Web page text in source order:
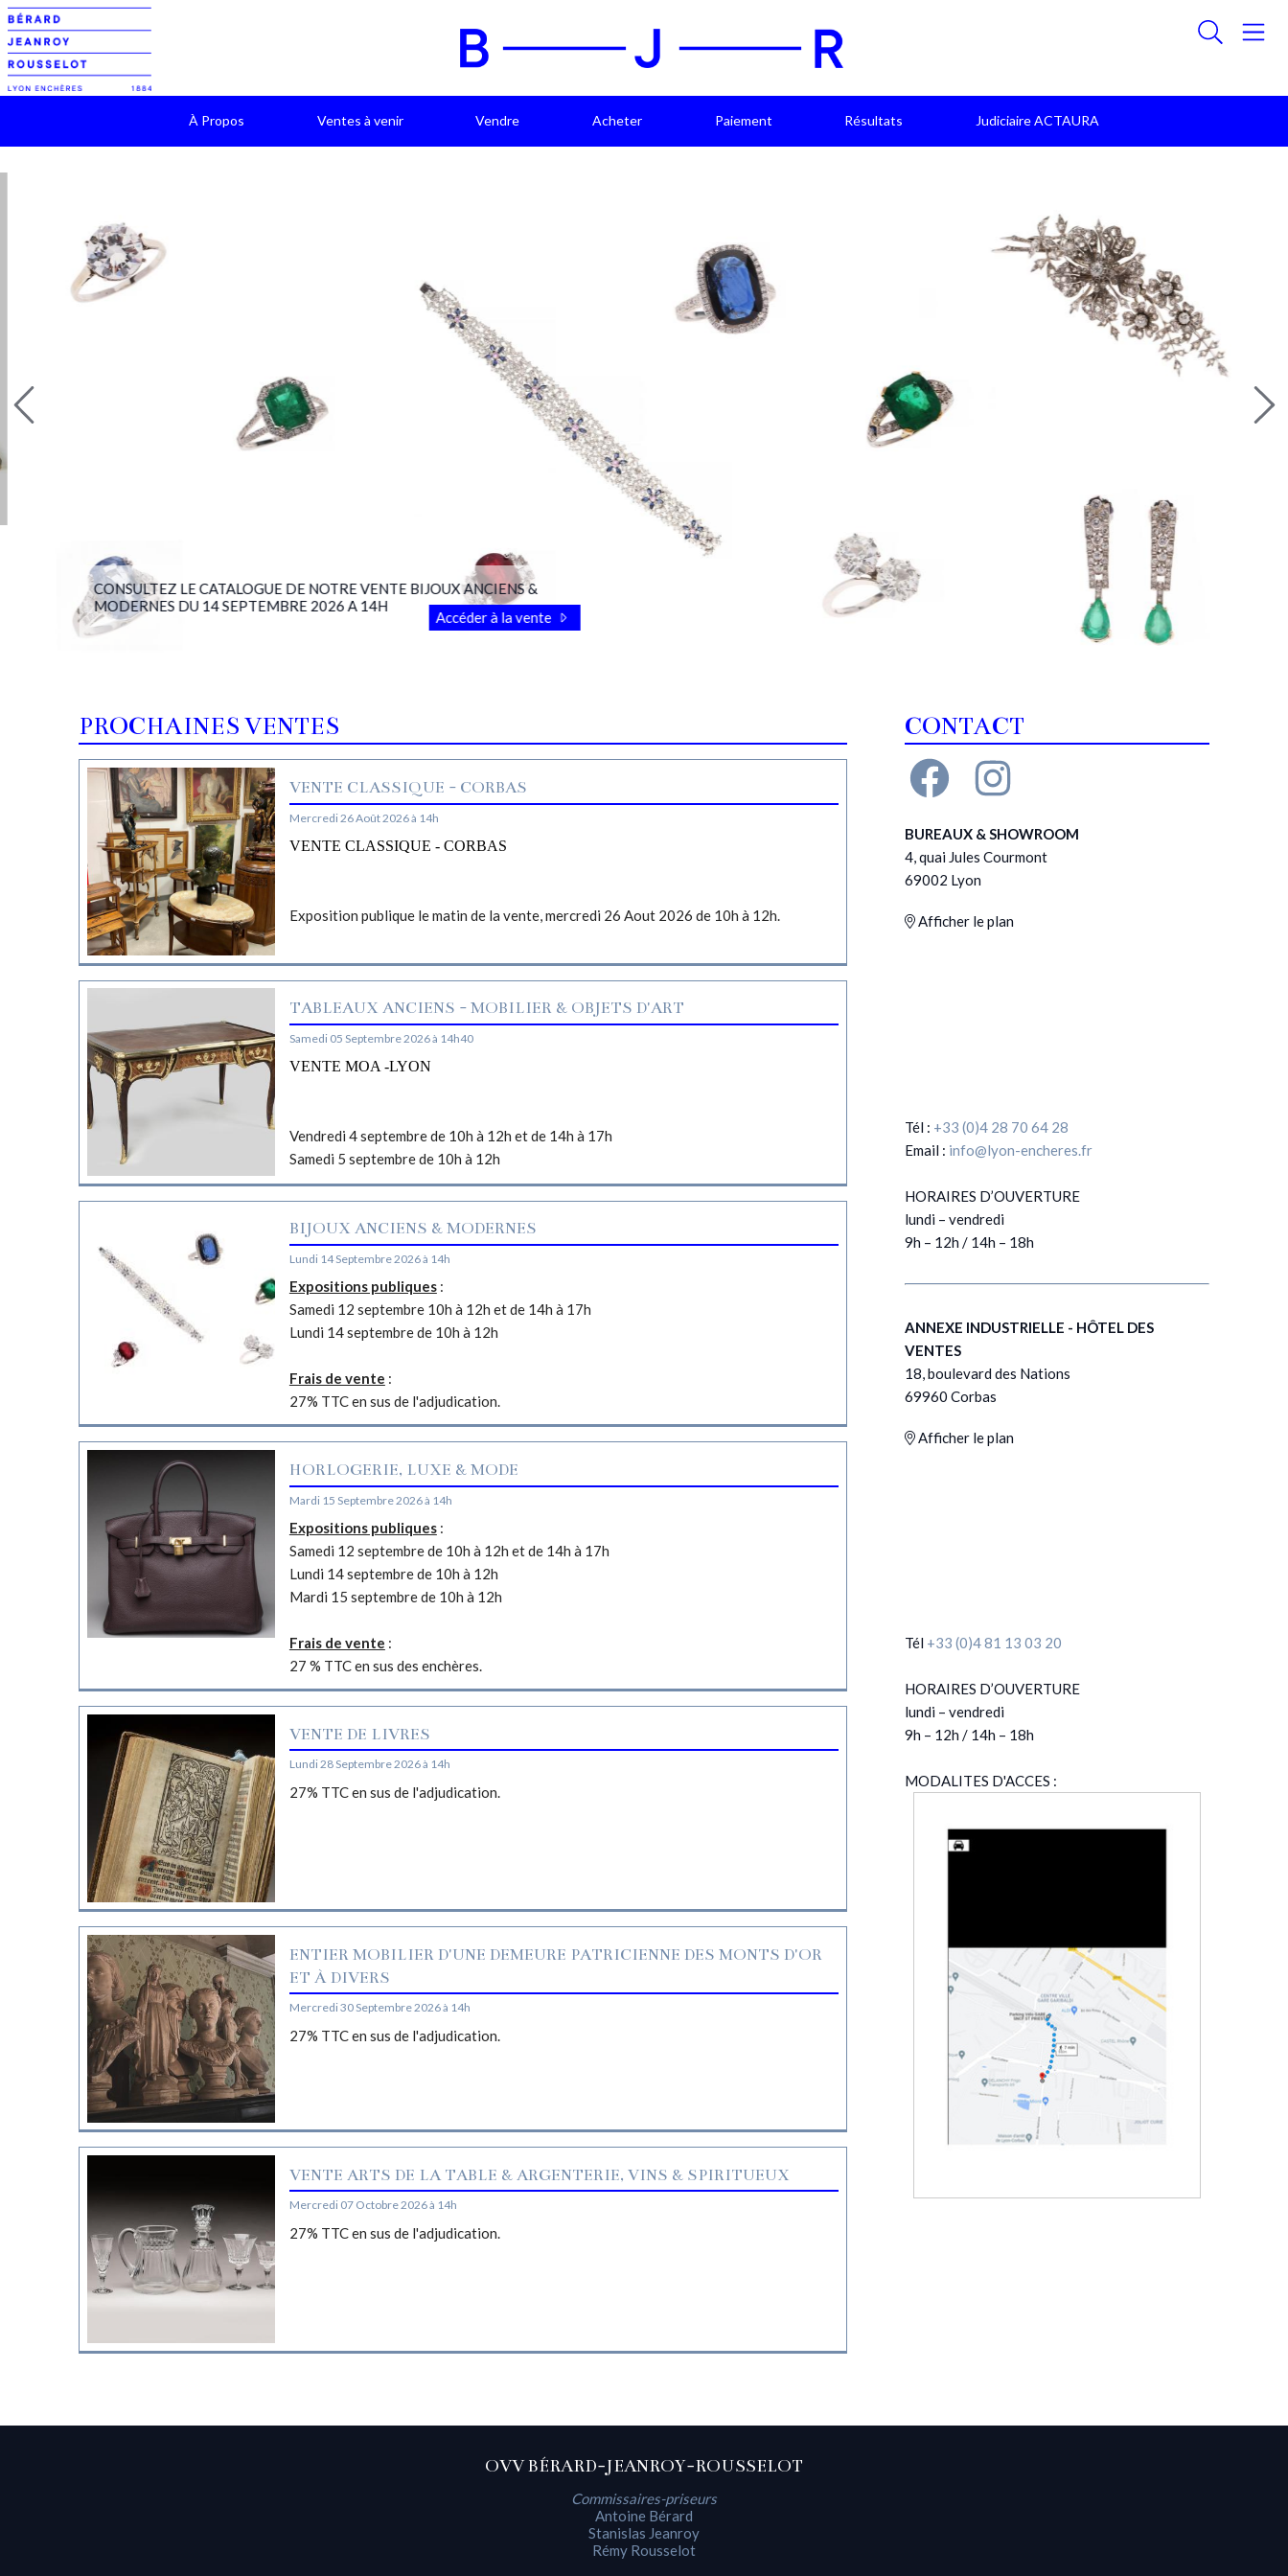
À Propos Ventes à venir Vendre Acheter Paiement Résultats Judiciaire ACTAURA
CONSULTEZ LE CATALOGUE DE NOTRE VENTE BIJOUX ANCIENS &
MODERNES DU 14 SEPTEMBRE 2026 A 14H
Accéder à la vente
PROCHAINES VENTES
VENTE CLASSIQUE - CORBAS
Mercredi 26 Août 2026 à 14h
VENTE CLASSIQUE - CORBAS
Exposition publique le matin de la vente, mercredi 26 Aout 2026 de 10h à 12h.
TABLEAUX ANCIENS - MOBILIER & OBJETS D'ART
Samedi 05 Septembre 2026 à 14h40
VENTE MOA -LYON
Vendredi 4 septembre de 10h à 12h et de 14h à 17h
Samedi 5 septembre de 10h à 12h
BIJOUX ANCIENS & MODERNES
Lundi 14 Septembre 2026 à 14h
Expositions publiques:
Samedi 12 septembre 10h à 12h et de 14h à 17h
Lundi 14 septembre de 10h à 12h
Frais de vente :
27% TTC en sus de l'adjudication.
HORLOGERIE, LUXE & MODE
Mardi 15 Septembre 2026 à 14h
Expositions publiques:
Samedi 12 septembre de 10h à 12h et de 14h à 17h
Lundi 14 septembre de 10h à 12h
Mardi 15 septembre de 10h à 12h
Frais de vente :
27 % TTC en sus des enchères.
VENTE DE LIVRES
Lundi 28 Septembre 2026 à 14h
27% TTC en sus de l'adjudication.
ENTIER MOBILIER D'UNE DEMEURE PATRICIENNE DES MONTS D'OR
ET À DIVERS
Mercredi 30 Septembre 2026 à 14h
27% TTC en sus de l'adjudication.
VENTE ARTS DE LA TABLE & ARGENTERIE, VINS & SPIRITUEUX
Mercredi 07 Octobre 2026 à 14h
27% TTC en sus de l'adjudication.
CONTACT
BUREAUX & SHOWROOM
4, quai Jules Courmont
69002 Lyon
Afficher le plan
Tél : +33 (0)4 28 70 64 28
Email : info@lyon-encheres.fr
HORAIRES D’OUVERTURE
lundi – vendredi
9h – 12h / 14h – 18h
ANNEXE INDUSTRIELLE - HÔTEL DES
VENTES
18, boulevard des Nations
69960 Corbas
Afficher le plan
Tél +33 (0)4 81 13 03 20
HORAIRES D’OUVERTURE
lundi – vendredi
9h – 12h / 14h – 18h
MODALITES D'ACCES :
OVV BÉRARD-JEANROY-ROUSSELOT
Commissaires-priseurs
Antoine Bérard
Stanislas Jeanroy
Rémy Rousselot